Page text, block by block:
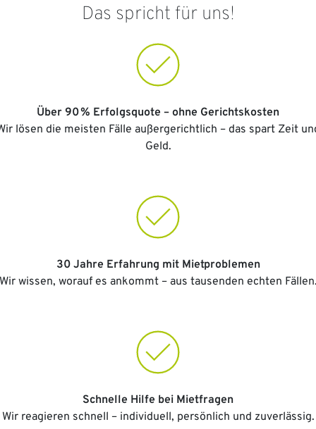
Das spricht für uns!
Über 90 % Erfolgsquote – ohne Gerichtskosten
lösen die meisten Fälle außergerichtlich – das spart Zeit
Geld.
30 Jahre Erfahrung mit Mietproblemen
wissen, worauf es ankommt – aus tausenden echten
Schnelle Hilfe bei Mietfragen
Wir reagieren schnell – individuell, persönlich und zuverlässig.